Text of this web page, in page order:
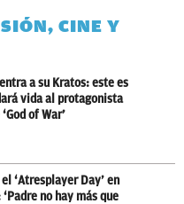
CINE Y
a su Kratos: este es
vida al protagonista
of War’
‘Atresplayer Day’ en
no hay más que